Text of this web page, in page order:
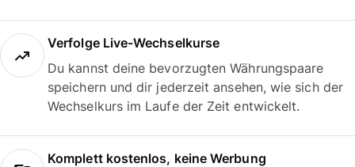
Verfolge Live-Wechselkurse
Du kannst deine bevorzugten Währungspaare
speichern und dir jederzeit ansehen, wie sich der
Wechselkurs im Laufe der Zeit entwickelt.
Komplett kostenlos, keine Werbung